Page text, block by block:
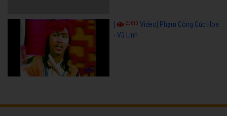
23613 Video] Phạm Công Cúc Hoa
- Vũ Linh